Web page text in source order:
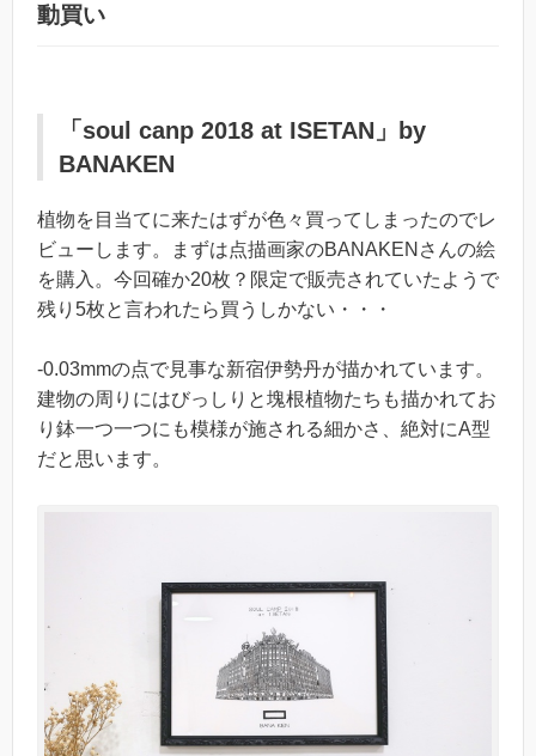
動買い
「soul canp 2018 at ISETAN」by
BANAKEN
植物を目当てに来たはずが色々買ってしまったのでレ
ビューします。まずは点描画家のBANAKENさんの絵
を購入。今回確か20枚？限定で販売されていたようで
残り5枚と言われたら買うしかない・・・
-0.03mmの点で見事な新宿伊勢丹が描かれています。
建物の周りにはびっしりと塊根植物たちも描かれてお
り鉢一つ一つにも模様が施される細かさ、絶対にA型
だと思います。